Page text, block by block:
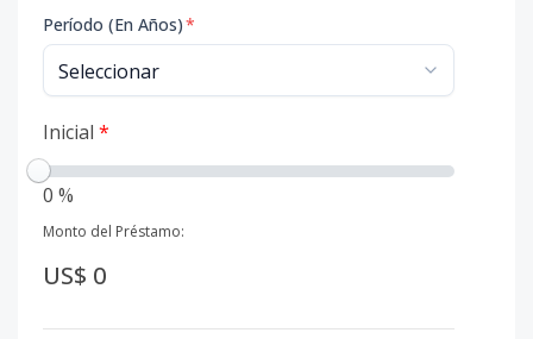
Período (En Años)*
Inicial *
0 %
Monto del Préstamo:
US$ 0